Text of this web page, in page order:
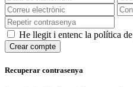
He llegit i entenc la política
Crear compte
Recuperar contrasenya